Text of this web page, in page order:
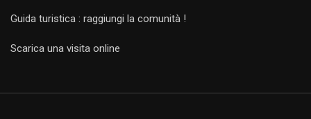
Guida turistica : raggiungi la comunità !
Scarica una visita online